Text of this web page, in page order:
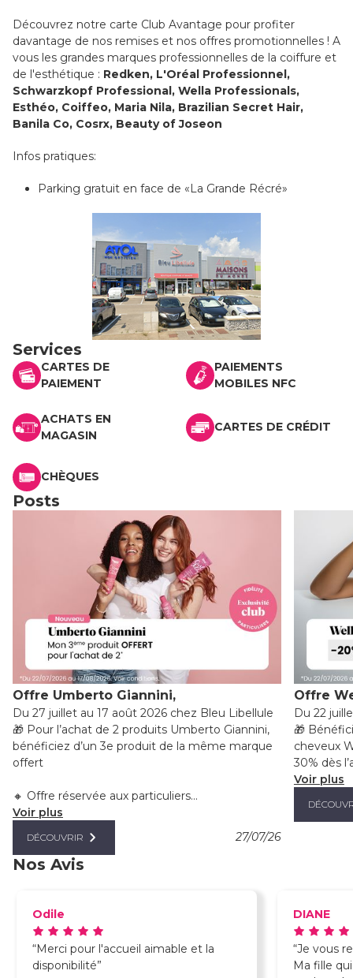
Découvrez notre carte Club Avantage pour profiter
davantage de nos remises et nos offres promotionnelles ! A
vous les grandes marques professionnelles de la coiffure et
de l'esthétique : Redken, L'Oréal Professionnel,
Schwarzkopf Professional, Wella Professionals,
Esthéo, Coiffeo, Maria Nila, Brazilian Secret Hair,
Banila Co, Cosrx, Beauty of Joseon
Infos pratiques:
Parking gratuit en face de «La Grande Récré»
Services
CARTES DE
PAIEMENT
PAIEMENTS
MOBILES NFC
ACHATS EN
MAGASIN
CARTES DE CRÉDIT
CHÈQUES
Posts
Offre Umberto Giannini,
Du 27 juillet au 17 août 2026 chez Bleu Libellule
🎁 Pour l’achat de 2 produits Umberto Giannini,
bénéficiez d’un 3e produit de la même marque
offert
🔸 Offre réservée aux particuliers...
Voir plus
DÉCOUVRIR 27/07/26
Offre
Du 22
🎁
cheveux
30% dès
Voir plus
Nos Avis
Odile
Merci pour l'accueil aimable et la
disponibilité
DIANE
Je vous
Ma fille